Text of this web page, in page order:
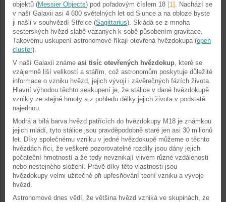
objektů (Messier Objects) pod pořadovým číslem 18 [1] . Nachází se
v naší Galaxii asi 4 600 světelných let od Slunce a na obloze byste
ji našli v souhvězdí Střelce (Sagittarius). Skládá se z mnoha
sesterských hvězd slabě vázaných k sobě působením gravitace.
Takovému uskupení astronomové říkají otevřená hvězdokupa (open
cluster).
V naší Galaxii známe asi tisíc otevřených hvězdokup, které se
vzájemně liší velikostí a stářím, což astronomům poskytuje důležité
informace o vzniku hvězd, jejich vývoji i závěrečných fázích života.
Hlavní výhodou těchto seskupení je, že stálice v dané hvězdokupě
vznikly ze stejné hmoty a z pohledu délky jejich života v podstatě
najednou.
Modrá a bílá barva hvězd patřících do hvězdokupy M18 je známkou
jejich mládí, tyto stálice jsou pravděpodobně staré jen asi 30 milionů
let. Díky společnému vzniku v jedné hvězdokupě můžeme o těchto
hvězdách říci, že veškeré pozorovatelné rozdíly jsou dány jejich
počáteční hmotností a že tedy nevznikají vlivem různé vzdálenosti
nebo nestejného složení. Právě díky této vlastnosti jsou
hvězdokupy velmi užitečné při upřesňování teorií vzniku a vývoje
hvězd.
Astronomové dnes vědí, že většina hvězd vzniká ve skupinách, ze